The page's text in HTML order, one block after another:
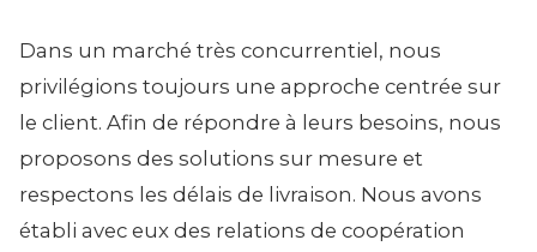
Dans un marché très concurrentiel, nous
privilégions toujours une approche centrée sur
le client. Afin de répondre à leurs besoins, nous
proposons des solutions sur mesure et
respectons les délais de livraison. Nous avons
établi avec eux des relations de coopération